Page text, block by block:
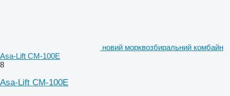
новий морквозбиральний комбайн
Asa-Lift CM-100E
8
Asa-Lift CM-100E